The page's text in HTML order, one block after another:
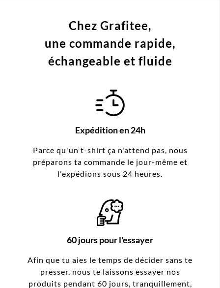
Chez Grafitee,
une commande rapide,
échangeable et fluide
Expédition en 24h
Parce qu'un t-shirt ça n'attend pas, nous
préparons ta commande le jour-même et
l'expédions sous 24 heures.
60 jours pour l'essayer
Afin que tu aies le temps de décider sans te
presser, nous te laissons essayer nos
produits pendant 60 jours, tranquillement,